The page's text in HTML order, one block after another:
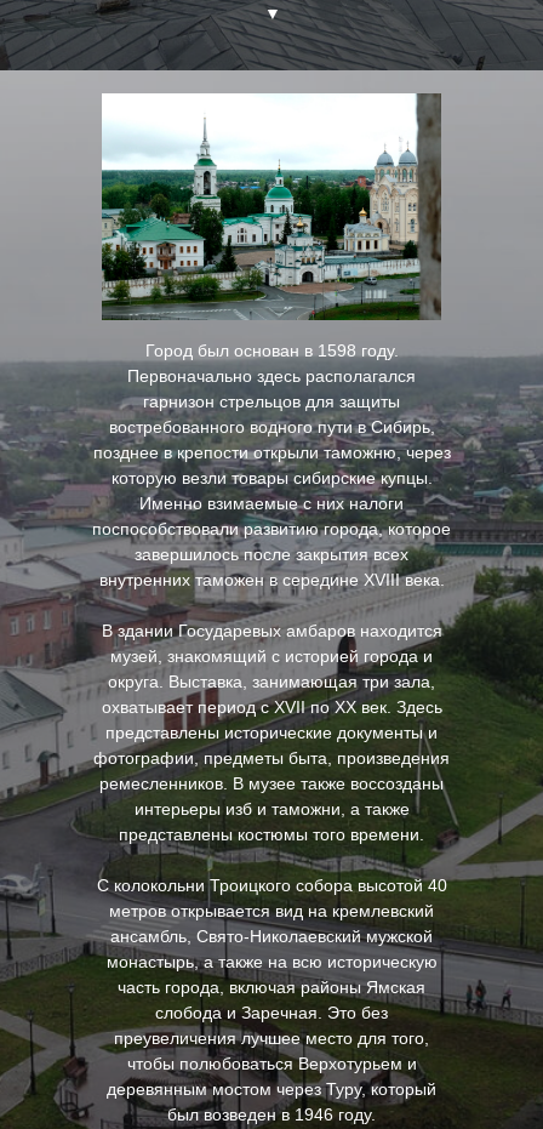
▼
Город был основан в 1598 году.
Первоначально здесь располагался
гарнизон стрельцов для защиты
востребованного водного пути в Сибирь,
позднее в крепости открыли таможню, через
которую везли товары сибирские купцы.
Именно взимаемые с них налоги
поспособствовали развитию города, которое
завершилось после закрытия всех
внутренних таможен в середине XVIII века.
В здании Государевых амбаров находится
музей, знакомящий с историей города и
округа. Выставка, занимающая три зала,
охватывает период с XVII по XX век. Здесь
представлены исторические документы и
фотографии, предметы быта, произведения
ремесленников. В музее также воссозданы
интерьеры изб и таможни, а также
представлены костюмы того времени.
С колокольни Троицкого собора высотой 40
метров открывается вид на кремлевский
ансамбль, Свято-Николаевский мужской
монастырь, а также на всю историческую
часть города, включая районы Ямская
слобода и Заречная. Это без
преувеличения лучшее место для того,
чтобы полюбоваться Верхотурьем и
деревянным мостом через Туру, который
был возведен в 1946 году.